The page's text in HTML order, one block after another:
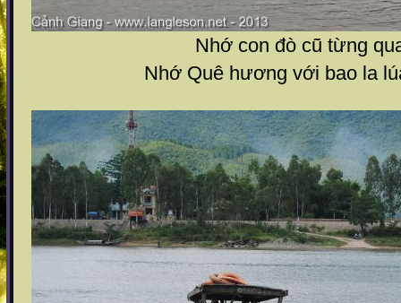
Nhớ con đò cũ từng
Nhớ Quê hương với bao la